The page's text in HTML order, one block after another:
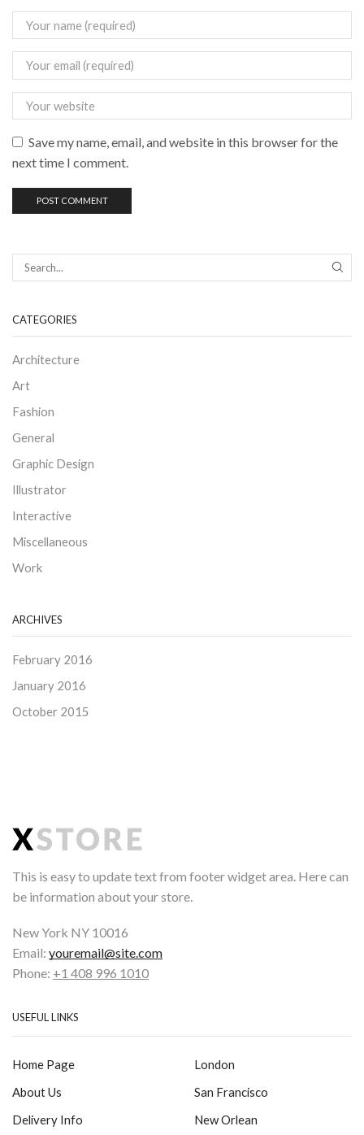
Save my name, email, and website in this browser for the
next time I comment.
CATEGORIES
Architecture
Art
Fashion
General
Graphic Design
Illustrator
Interactive
Miscellaneous
Work
ARCHIVES
February 2016
January 2016
October 2015
This is easy to update text from footer widget area. Here can
be information about your store.
New York NY 10016
Email: youremail@site.com
Phone: +1 408 996 1010
USEFUL LINKS
Home Page
About Us
Delivery Info
London
San Francisco
New Orlean